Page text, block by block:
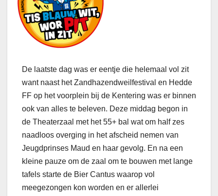
De laatste dag was er eentje die helemaal vol zit
want naast het Zandhazendweilfestival en Hedde
FF op het voorplein bij de Kentering was er binnen
ook van alles te beleven. Deze middag begon in
de Theaterzaal met het 55+ bal wat om half zes
naadloos overging in het afscheid nemen van
Jeugdprinses Maud en haar gevolg. En na een
kleine pauze om de zaal om te bouwen met lange
tafels starte de Bier Cantus waarop vol
meegezongen kon worden en er allerlei